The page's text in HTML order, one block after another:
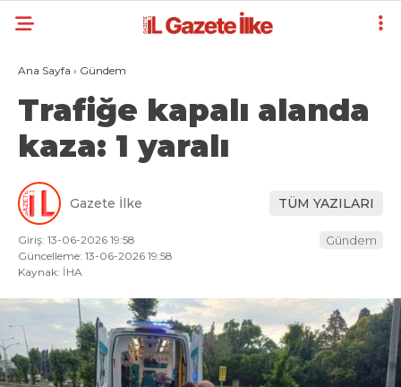
Ana Sayfa › Gündem
Trafiğe kapalı alanda
kaza: 1 yaralı
Gazete İlke TÜM YAZILARI
Giriş: 13-06-2026 19:58
Güncelleme: 13-06-2026 19:58
Kaynak: İHA
Gündem